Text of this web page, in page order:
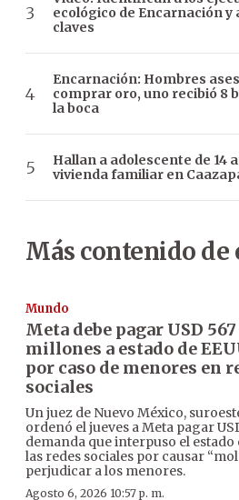
ecológico de Encarnación
claves
Encarnación: Hombres
comprar oro, uno recibió 8
la boca
Hallan a adolescente de 14
vivienda familiar en
Más contenido de
Mundo
Meta debe pagar USD 567
millones a estado de
por caso de menores en
sociales
Un juez de Nuevo México,
ordenó el jueves a Meta pagar
demanda que interpuso el
las redes sociales por causar
perjudicar a los menores.
Agosto 6, 2026 10:57 p. m.